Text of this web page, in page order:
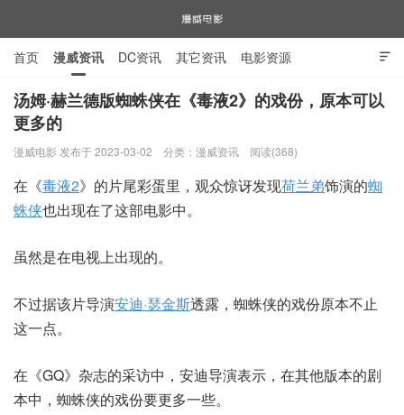
漫威电影

首页 漫威资讯 DC资讯 其它资讯 电影资源
电视剧资源 漫威图片
汤姆·赫兰德版蜘蛛侠在《毒液2》的戏份，原本可以
更多的
漫威电影 发布于 2023-03-02 分类： 漫威资讯 阅读(368)
在《毒液2》的片尾彩蛋里，观众惊讶发现荷兰弟饰演的蜘
蛛侠也出现在了这部电影中。
虽然是在电视上出现的。
不过据该片导演安迪·瑟金斯透露，蜘蛛侠的戏份原本不止
这一点。
在《GQ》杂志的采访中，安迪导演表示，在其他版本的剧
本中，蜘蛛侠的戏份要更多一些。